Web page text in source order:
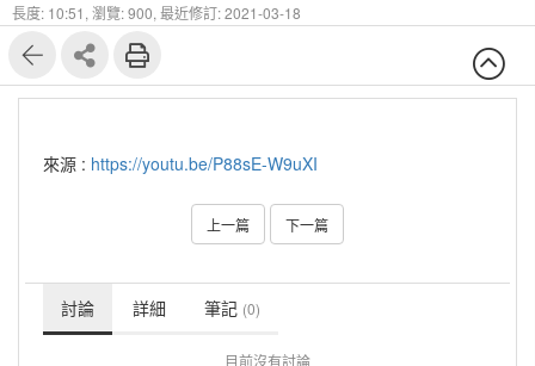
長度: 10:51, 瀏覽: 900, 最近修訂: 2021-03-18
來源 : https://youtu.be/P88sE-W9uXI
上一篇 下一篇
討論 詳細 筆記 (0)
目前沒有討論